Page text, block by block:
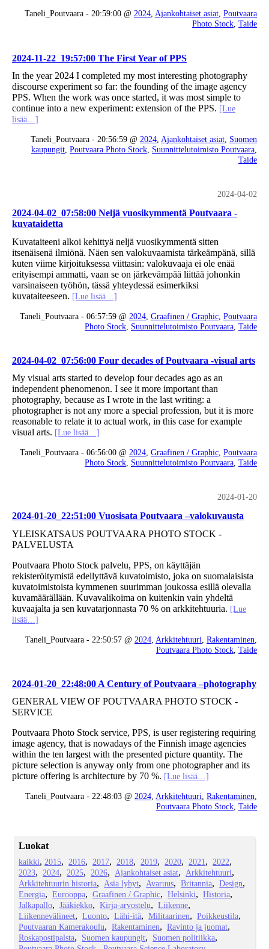
Taneli_Poutvaara - 20:59:00 @ 2024, Ajankohtaiset asiat, Poutvaara
Photo Stock, Taide
2024-11-22_19:57:00 The First Year of PPS
In the year 2024 I completed my most interesting photography
discourse experiment so far: the founding of the image agency
PPS. When the work was once started, it was most simple to
continue into a new experiment: extension of the PPS. [Lue
lisää…]
Taneli_Poutvaara - 20:56:59 @ 2024, Ajankohtaiset asiat, Suomen
kaupungit, Poutvaara Photo Stock, Suunnittelutoimisto Poutvaara,
Taide
2024-04-02
2024-04-02_07:58:00 Neljä vuosikymmentä Poutvaara -
kuvataidetta
Kuvataiteeni alkoi kehittyä neljä vuosikymmentä sitten
itsenäisenä ilmiönä. Näen sen valokuvaamista tärkeämpänä, sillä
kuten viime kirjoituksessa viittasin: valokuvaaja ei ole enää
erityisempi ammatti, vaan se on järkevämpää liittää johonkin
varsinaiseen työhön, tässä yhteydessä esimerkiksi
kuvataiteeseen. [Lue lisää…]
Taneli_Poutvaara - 06:57:59 @ 2024 Graafinen / Graphic Poutvaara
Photo Stock Suunnittelutoimisto Poutvaara Taide
2024-04-02_07:56:00 Four decades of Poutvaara -visual arts
My visual arts started to develop four decades ago as an
independent phenomenon. I see it more important than
photography, because as I wrote in the last writing: a
photographer is not any more a special profession, but it is more
reasonable to relate it to actual work, in this case for example
visual arts. [Lue lisää…]
Taneli_Poutvaara - 06:56:00 @ 2024, Graafinen / Graphic, Poutvaara
Photo Stock, Suunnittelutoimisto Poutvaara, Taide
2024-01-20
2024-01-20_22:51:00 Vuosisata Poutvaara –valokuvausta
YLEISKATSAUS POUTVAARA PHOTO STOCK -
PALVELUSTA
Poutvaara Photo Stock palvelu, PPS, on käyttäjän
rekisteröitymistä edellyttävä kuvatoimisto, joka on suomalaisista
kuvatoimistoista kymmenen suurimman joukossa esillä olevalla
kuvamäärällään. Kuvavalikoima on kuitenkin vain yhdeltä
kuvaajalta ja sen kuvatarjonnasta 70 % on arkkitehtuuria. [Lue
lisää…]
Taneli_Poutvaara - 22:50:57 @ 2024 Arkkitehtuuri Rakentaminen
Poutvaara Photo Stock Taide
2024-01-20_22:48:00 A Century of Poutvaara –photography
GENERAL VIEW OF POUTVAARA PHOTO STOCK -
SERVICE
Poutvaara Photo Stock service, PPS, is user registering requiring
image agency, that is nowadays of the Finnish image agencies
within the ten largest with the presented picture quantity. The
picture selection is anyway only from one photographer and its
picture offering is architecture by 70 %. [Lue lisää…]
Taneli_Poutvaara - 22:48:03 @ 2024, Arkkitehtuuri, Rakentaminen,
Poutvaara Photo Stock, Taide
Luokat
kaikki 2015 2016 2017 2018 2019 2020 2021
2022
2023
2024 2025 2026 Ajankohtaiset asiat
Arkkitehtuuri
Arkkitehtuurin historia
Asia lyhyt Avaruus Britannia
Design
Energia
Eurooppa Graafinen / Graphic Helsinki
Historia
Jalkapallo
Jääkiekko Kirja-arvostelu
Liikenne
Liikennevälineet
Luonto Lähi-itä Militaarinen
Poikkeustila
Poutvaaran Kamerakoulu
Rakentaminen
Ravinto ja juomat
Roskapostipalsta
Suomen kaupungit
Suomen politiikka